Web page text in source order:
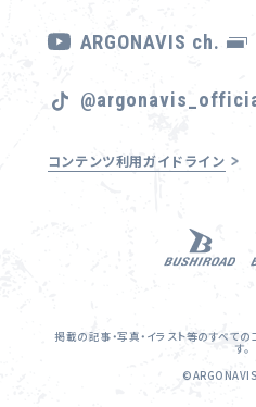
ARGONAVIS ch.
コンテンツ利用ガイドライン
掲載の記事・写真・イラスト等のすべて
す。